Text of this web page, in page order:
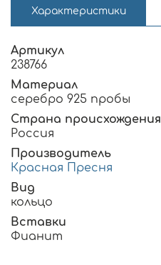
Характеристики
Артикул
238766
Материал
серебро 925 пробы
Страна происхождения
Россия
Производитель
Красная Пресня
Вид
кольцо
Вставки
Фианит